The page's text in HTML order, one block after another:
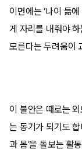
이면에는 ‘나이 듦
게 자리를 내줘야
모른다는 두려움이
이 불안은 때로는
는 동기가 되기도
과 몸’을 돌보는 활